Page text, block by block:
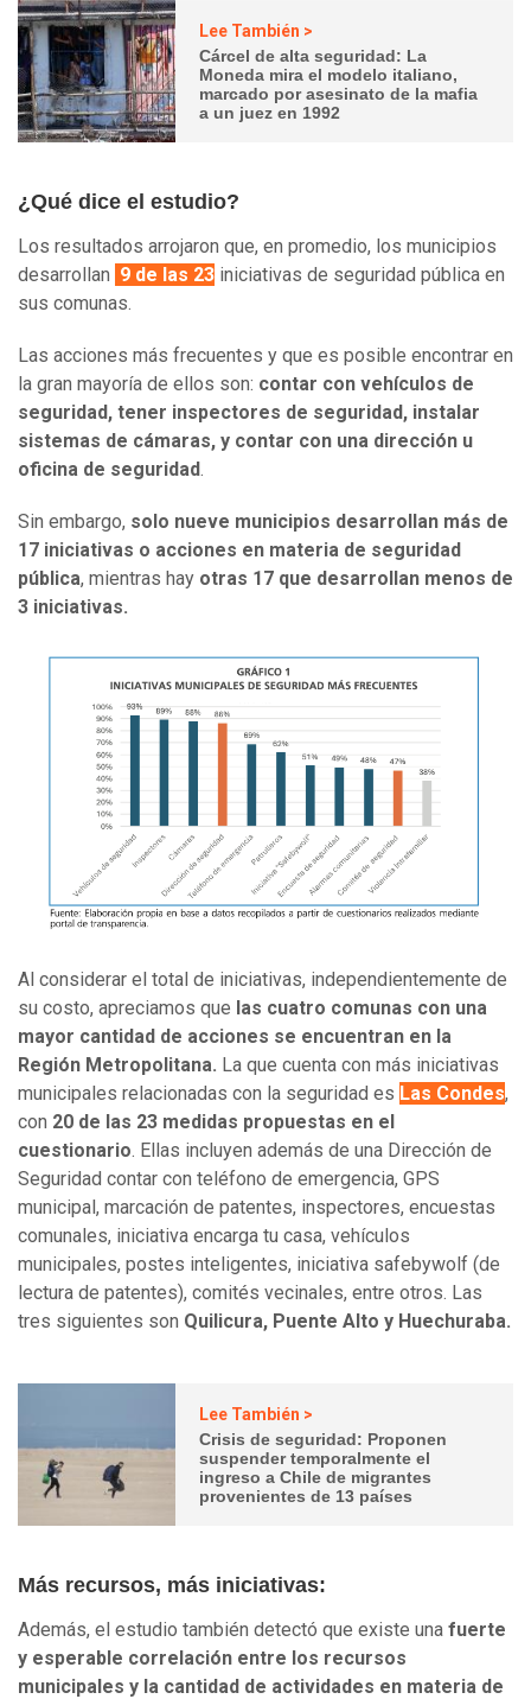
Lee También >
Cárcel de alta seguridad: La
Moneda mira el modelo italiano,
marcado por asesinato de la mafia
a un juez en 1992
¿Qué dice el estudio?
Los resultados arrojaron que, en promedio, los municipios
desarrollan 9 de las 23 iniciativas de seguridad pública en
sus comunas.
Las acciones más frecuentes y que es posible encontrar en
la gran mayoría de ellos son: contar con vehículos de
seguridad, tener inspectores de seguridad, instalar
sistemas de cámaras, y contar con una dirección u
oficina de seguridad.
Sin embargo, solo nueve municipios desarrollan más de
17 iniciativas o acciones en materia de seguridad
pública, mientras hay otras 17 que desarrollan menos de
3 iniciativas.
Al considerar el total de iniciativas, independientemente de
su costo, apreciamos que las cuatro comunas con una
mayor cantidad de acciones se encuentran en la
Región Metropolitana. La que cuenta con más iniciativas
municipales relacionadas con la seguridad es Las Condes,
con 20 de las 23 medidas propuestas en el
cuestionario. Ellas incluyen además de una Dirección de
Seguridad contar con teléfono de emergencia, GPS
municipal, marcación de patentes, inspectores, encuestas
comunales, iniciativa encarga tu casa, vehículos
municipales, postes inteligentes, iniciativa safebywolf (de
lectura de patentes), comités vecinales, entre otros. Las
tres siguientes son Quilicura, Puente Alto y Huechuraba.
Lee También >
Crisis de seguridad: Proponen
suspender temporalmente el
ingreso a Chile de migrantes
provenientes de 13 países
Más recursos, más iniciativas:
Además, el estudio también detectó que existe una fuerte
y esperable correlación entre los recursos
municipales y la cantidad de actividades en materia de